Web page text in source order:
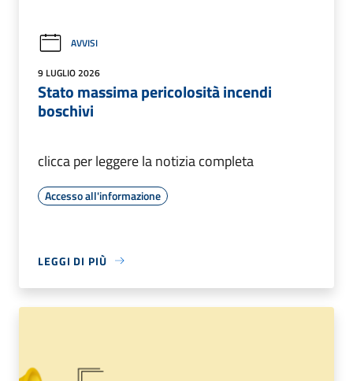
AVVISI
9 LUGLIO 2026
Stato massima pericolosità incendi
boschivi
clicca per leggere la notizia completa
Accesso all'informazione
LEGGI DI PIÙ